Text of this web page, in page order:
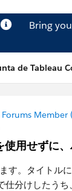
Bring
de Tableau
Member
使用せずに
す。タイトル
仕分けしたう